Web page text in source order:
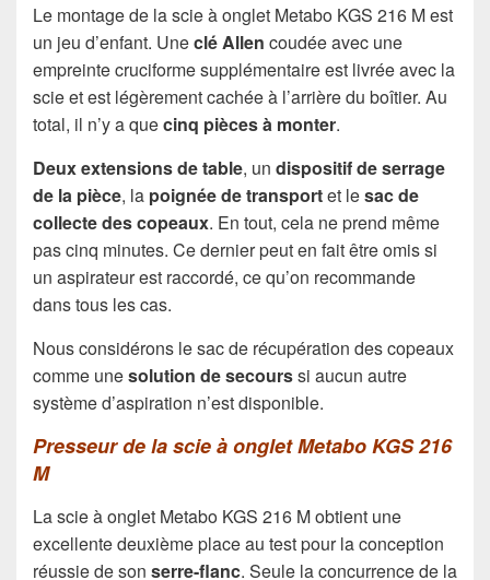
Le montage de la scie à onglet Metabo KGS 216 M est
un jeu d’enfant. Uneclé Allen coudée avec une
empreinte cruciforme supplémentaire est livrée avec la
scie et est légèrement cachée à l’arrière du boîtier. Au
total, il n’y a quecinq pièces à monter.
Deux extensionsde table, un dispositif de serrage
de la pièce, la poignée de transportet lesac de
collecte des copeaux. En tout, cela ne prend même
pas cinq minutes. Ce dernier peut en fait être omis si
un aspirateur est raccordé, ce qu’on recommande
dans tous les cas.
Nous considérons le sac de récupération des copeaux
comme unesolution de secourssi aucun autre
système d’aspiration n’est disponible.
Presseur de la scie à onglet Metabo KGS 216
M
La scie à onglet Metabo KGS 216 M obtient une
excellente deuxième place au test pour la conception
réussie de son serre-flanc. Seule la concurrence de la